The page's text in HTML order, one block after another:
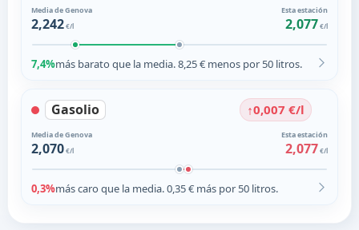
Media de Genova
2,242€/l
Esta estación
2,077€/l
7,4%más barato que la media. 8,25 € menos por 50 litros.
Gasolio ↑0,007 €/l
Media de Genova
2,070€/l
Esta estación
2,077€/l
0,3%más caro que la media. 0,35 € más por 50 litros.